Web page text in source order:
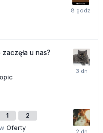
u nas?
1 2
Oferty